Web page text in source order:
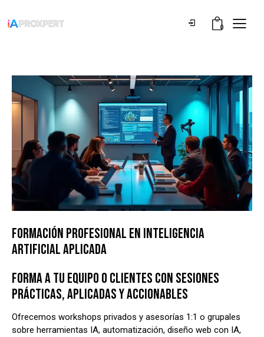
0
FORMACIÓN PROFESIONAL EN INTELIGENCIA
ARTIFICIAL APLICADA
FORMA A TU EQUIPO O CLIENTES CON SESIONES
PRÁCTICAS, APLICADAS Y ACCIONABLES
Ofrecemos workshops privados y asesorías 1:1 o grupales
sobre herramientas IA, automatización, diseño web con IA,